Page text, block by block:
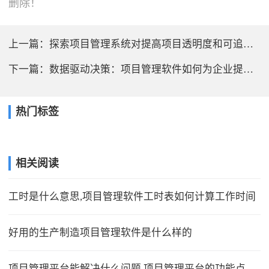
删除！
上一篇：探索项目管理系统对提高项目透明度和可追踪性的贡献
下一篇：数据驱动决策：项目管理软件如何为企业提供预判性依据？
热门标签
相关阅读
工时是什么意思,项目管理软件工时表如何计算工作时间
好用的生产制造项目管理软件是什么样的